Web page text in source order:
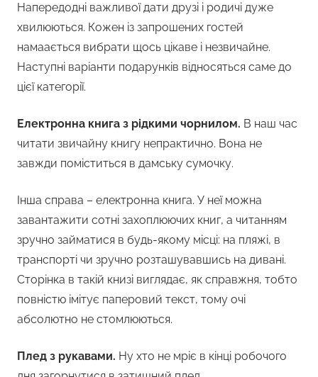
Напередодні важливої дати друзі і родичі дуже
хвилюються. Кожен із запрошених гостей
намаається вибрати щось цікаве і незвичайне.
Наступні варіанти подарунків відносяться саме до
цієї категорії.
Електронна книга з рідкими чорнилом. В наш час
читати звичайну книгу непрактично. Вона не
завжди поміститься в дамську сумочку.
Інша справа – електронна книга. У неї можна
завантажити сотні захоплюючих книг, а читанням
зручно займатися в будь-якому місці: на пляжі, в
транспорті чи зручно розташувавшись на дивані.
Сторінка в такій книзі виглядає, як справжня, тобто
повністю імітує паперовий текст, тому очі
абсолютно не стомлюються.
Плед з рукавами. Ну хто не мріє в кінці робочого